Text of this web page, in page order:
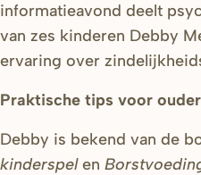
informatieavond deelt
van zes kinderen Debby
ervaring over
Praktische tips voor
Debby is bekend van de
kinderspelen